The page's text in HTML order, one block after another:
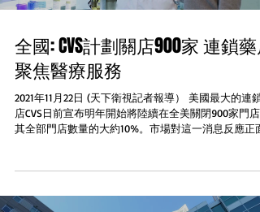
全國: CVS計劃關店900家 連鎖藥
聚焦醫療服務
2021年11月22日 (天下衛視記者報導） 美國最大的連鎖
店CVS日前宣布明年開始將陸續在全美關閉900家門店
其全部門店數量的大約10%。市場對這一消息反應正面
說...